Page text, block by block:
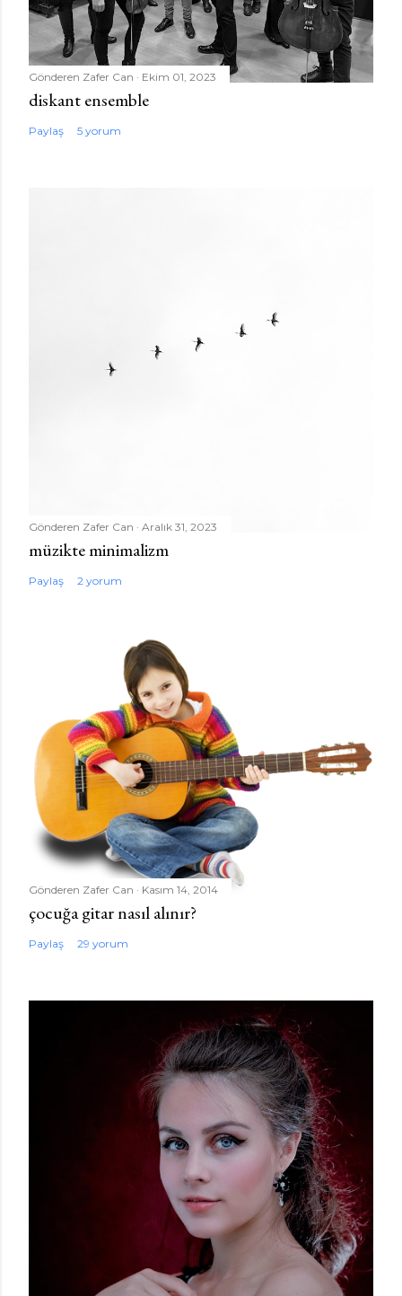
Gönderen Zafer Can Ekim 01, 2023
diskant ensemble
Paylaş 5 yorum
Gönderen Zafer Can Aralık 31, 2023
müzikte minimalizm
Paylaş 2 yorum
Gönderen Zafer Can Kasım 14, 2014
çocuğa gitar nasıl alınır?
Paylaş 29 yorum